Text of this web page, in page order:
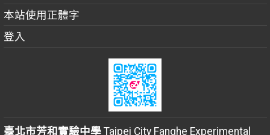
本站使用正體字
登入
臺北市芳和實驗中學Taipei City Fanghe Experimental